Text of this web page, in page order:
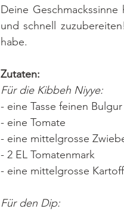
Deine
und schnell
habe.
Zutaten:
Für die Kibbeh Niyye:
- eine Tasse feinen Bulgur
- eine Tomate
- eine mittelgrosse
- 2 EL Tomatenmark
- eine mittelgrosse
Für den Dip: